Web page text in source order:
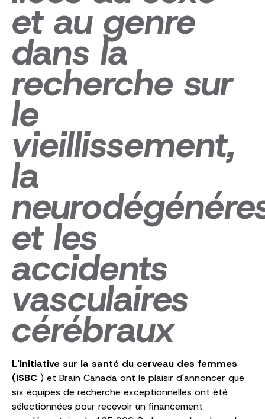
et au genre
dans la
recherche sur
le
vieillissement,
la
et les
accidents
vasculaires
cérébraux
L'Initiative sur la santé du cerveau des femmes
(ISBC ) et Brain Canada ont le plaisir d'annoncer que
six équipes de recherche exceptionnelles ont été
sélectionnées pour recevoir un financement